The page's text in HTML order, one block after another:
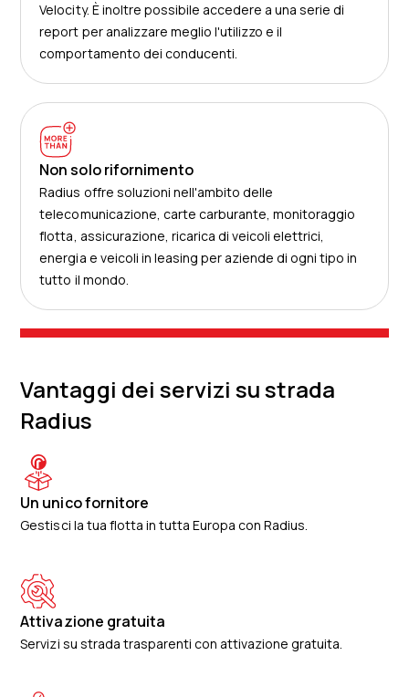
Velocity. È inoltre possibile accedere a una serie di
report per analizzare meglio l'utilizzo e il
comportamento dei conducenti.
Non solo rifornimento
Radius offre soluzioni nell'ambito delle
telecomunicazione, carte carburante, monitoraggio
flotta, assicurazione, ricarica di veicoli elettrici,
energia e veicoli in leasing per aziende di ogni tipo in
tutto il mondo.
Vantaggi dei servizi su strada
Radius
Un unico fornitore
Gestisci la tua flotta in tutta Europa con Radius.
Attivazione gratuita
Servizi su strada trasparenti con attivazione gratuita.